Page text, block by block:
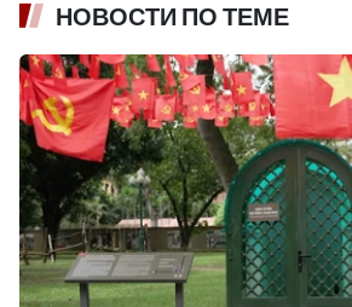
НОВОСТИ ПО ТЕМЕ